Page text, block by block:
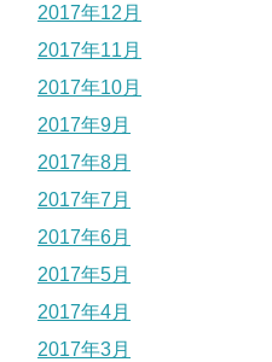
2017年12月
2017年11月
2017年10月
2017年9月
2017年8月
2017年7月
2017年6月
2017年5月
2017年4月
2017年3月